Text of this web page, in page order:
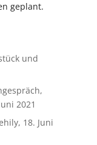
geplant.
und
2021
18. Juni